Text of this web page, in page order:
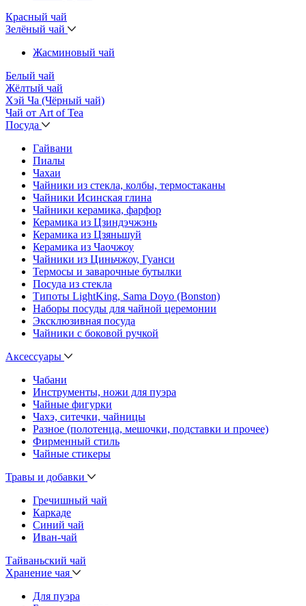
Красный чай
Зелёный чай
Жасминовый чай
Белый чай
Жёлтый чай
Хэй Ча (Чёрный чай)
Чай от Art of Tea
Посуда
Гайвани
Пиалы
Чахаи
Чайники из стекла, колбы, термостаканы
Чайники Исинская глина
Чайники керамика, фарфор
Керамика из Цзиндэчжэнь
Керамика из Цзяньшуй
Керамика из Чаочжоу
Чайники из Циньчжоу, Гуанси
Термосы и заварочные бутылки
Посуда из стекла
Типоты LightKing, Sama Doyo (Bonston)
Наборы посуды для чайной церемонии
Эксклюзивная посуда
Чайники с боковой ручкой
Аксессуары
Чабани
Инструменты, ножи для пуэра
Чайные фигурки
Чахэ, ситечки, чайницы
Разное (полотенца, мешочки, подставки и прочее)
Фирменный стиль
Чайные стикеры
Травы и добавки
Гречишный чай
Каркаде
Синий чай
Иван-чай
Тайваньский чай
Хранение чая
Для пуэра